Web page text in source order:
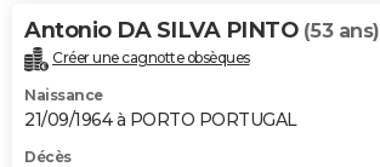
Antonio DA SILVA PINTO (53 ans)
Créer une cagnotte obsèques
Naissance
21/09/1964 à PORTO PORTUGAL
Décès